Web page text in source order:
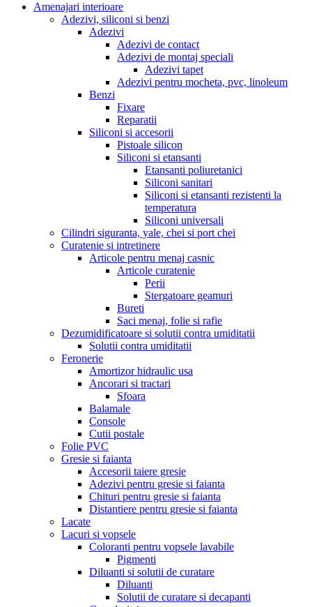
Amenajari interioare
Adezivi, siliconi si benzi
Adezivi
Adezivi de contact
Adezivi de montaj speciali
Adezivi tapet
Adezivi pentru mocheta, pvc, linoleum
Benzi
Fixare
Reparatii
Siliconi si accesorii
Pistoale silicon
Siliconi si etansanti
Etansanti poliuretanici
Siliconi sanitari
Siliconi si etansanti rezistenti la
temperatura
Siliconi universali
Cilindri siguranta, yale, chei si port chei
Curatenie si intretinere
Articole pentru menaj casnic
Articole curatenie
Perii
Stergatoare geamuri
Bureti
Saci menaj, folie si rafie
Dezumidificatoare si solutii contra umiditatii
Solutii contra umiditatii
Feronerie
Amortizor hidraulic usa
Ancorari si tractari
Sfoara
Balamale
Console
Cutii postale
Folie PVC
Gresie si faianta
Accesorii taiere gresie
Adezivi pentru gresie si faianta
Chituri pentru gresie si faianta
Distantiere pentru gresie si faianta
Lacate
Lacuri si vopsele
Coloranti pentru vopsele lavabile
Pigmenti
Diluanti si solutii de curatare
Diluanti
Solutii de curatare si decapanti